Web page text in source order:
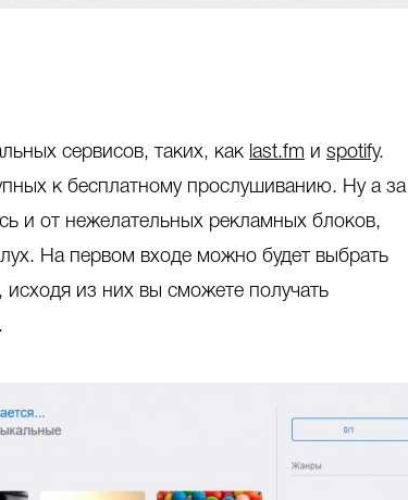
сервисов, таких, как last.fm и spotify.
к бесплатному прослушиванию. Ну а за
и от нежелательных рекламных блоков,
На первом входе можно будет выбрать
из них вы сможете получать